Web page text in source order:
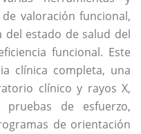
valoración funcional,
del estado de salud del
funcional. Este
clínica completa, una
clínico y rayos X,
de esfuerzo,
de orientación